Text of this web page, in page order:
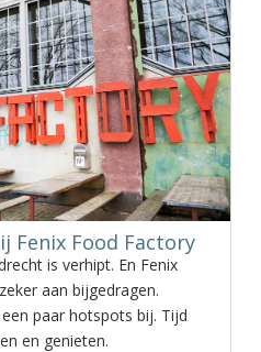
Fenix Food Factory
is verhipt. En Fenix
aan bijgedragen.
paar hotspots bij. Tijd
en genieten.